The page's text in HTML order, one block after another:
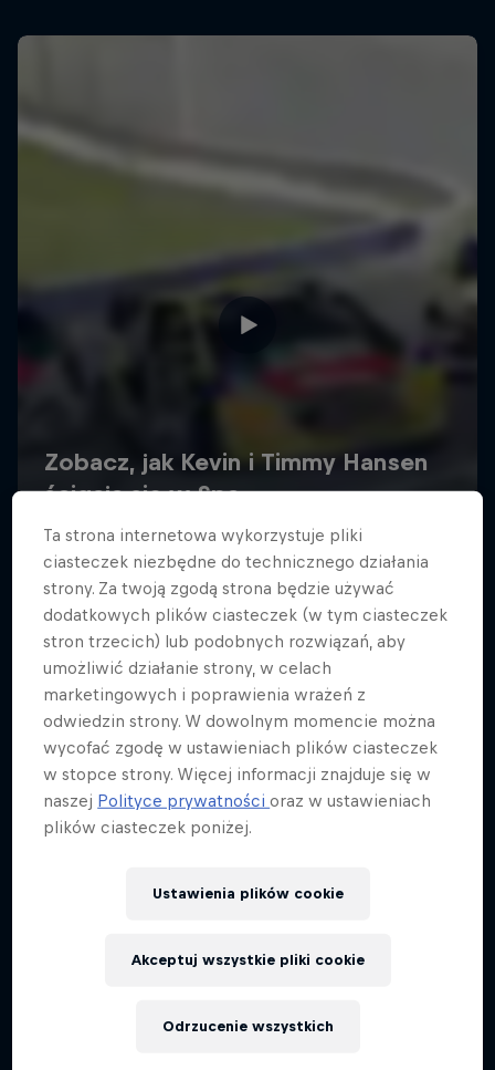
Ta strona internetowa wykorzystuje pliki
ciasteczek niezbędne do technicznego działania
strony. Za twoją zgodą strona będzie używać
dodatkowych plików ciasteczek (w tym ciasteczek
stron trzecich) lub podobnych rozwiązań, aby
umożliwić działanie strony, w celach
marketingowych i poprawienia wrażeń z
odwiedzin strony. W dowolnym momencie można
wycofać zgodę w ustawieniach plików ciasteczek
w stopce strony. Więcej informacji znajduje się w
naszej Polityce prywatnościoraz w ustawieniach
plików ciasteczek poniżej.
Ustawienia plików cookie
Odrzucenie wszystkich
Akceptuj wszystkie pliki cookie